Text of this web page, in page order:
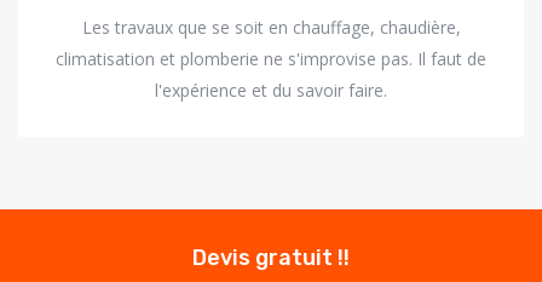
Les travaux que se soit en chauffage, chaudière,
climatisation et plomberie ne s'improvise pas. Il faut de
l'expérience et du savoir faire.
Devis gratuit !!